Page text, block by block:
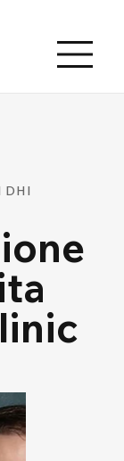
DHI